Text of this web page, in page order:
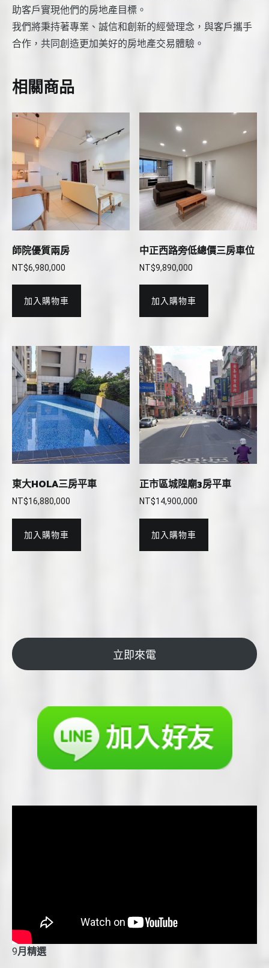
助客戶實現他們的房地產目標。
我們將秉持著專業、誠信和創新的經營理念，與客戶攜手
合作，共同創造更加美好的房地產交易體驗。
相關商品
師院優質兩房
NT$6,980,000
加入購物車
中正西路旁低總價三房車位
NT$9,890,000
加入購物車
東大HOLA三房平車
NT$16,880,000
加入購物車
正市區城隍廟3房平車
NT$14,900,000
加入購物車
立即來電
9月精選